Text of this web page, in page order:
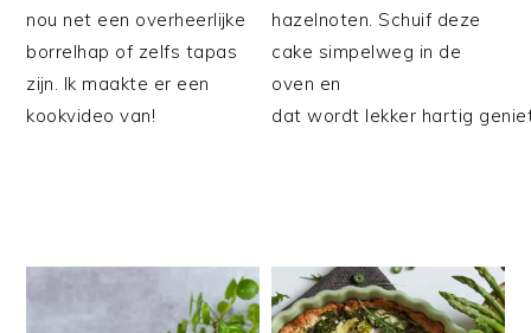
nou net een overheerlijke
borrelhap of zelfs tapas
zijn. Ik maakte er een
kookvideo van!
hazelnoten. Schuif deze
cake simpelweg in de
oven en
dat wordt lekker hartig